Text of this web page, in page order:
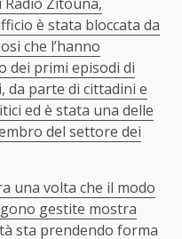
è stata bloccata da
che l’hanno
dei primi episodi di
da parte di cittadini e
ed è stata una delle
del settore dei
una volta che il modo
gestite mostra
sta prendendo forma